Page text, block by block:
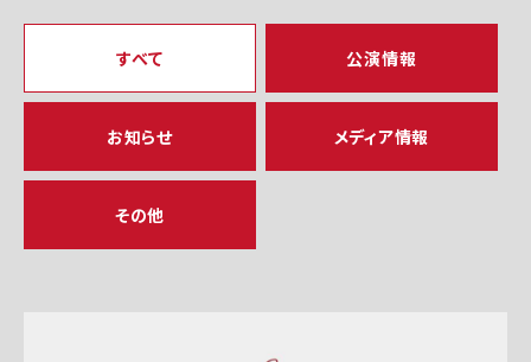
すべて 公演情報
お知らせ メディア情報
その他